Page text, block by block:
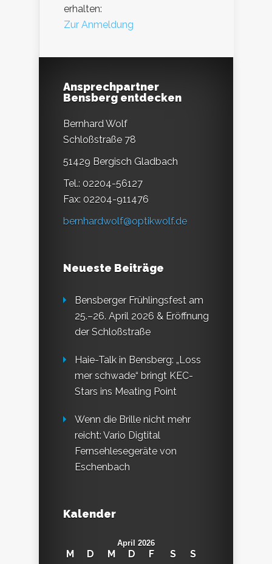
erhalten:
Zur Anmeldung
Ansprechpartner
Bensberg entdecken
Bernhard Wolf
Schloßstraße 78
51429 Bergisch Gladbach
Tel.: 02204-56127
Fax: 02204-911476
bernhardwolf@optikwolf.de
Neueste Beiträge
Bensberger Frühlingsfest am
25.–26. April 2026 & Eröffnung
der Schloßstraße
Haie-Talk in Bensberg: „Loss
mer schwade“ bringt KEC-
Stars ins Meating Point
Wenn die Brille nicht mehr
reicht: Vario Digtital
Fernsehlesegeräte von
Eschenbach
Kalender
April 2026
M D M D F S
S